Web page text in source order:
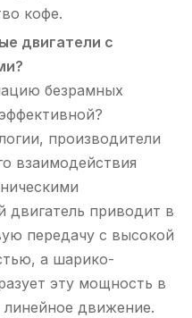
кофе.
двигатели с
безрамных
производители
взаимодействия
двигатель приводит в
передачу с высокой
а шарико-
эту мощность в
движение.